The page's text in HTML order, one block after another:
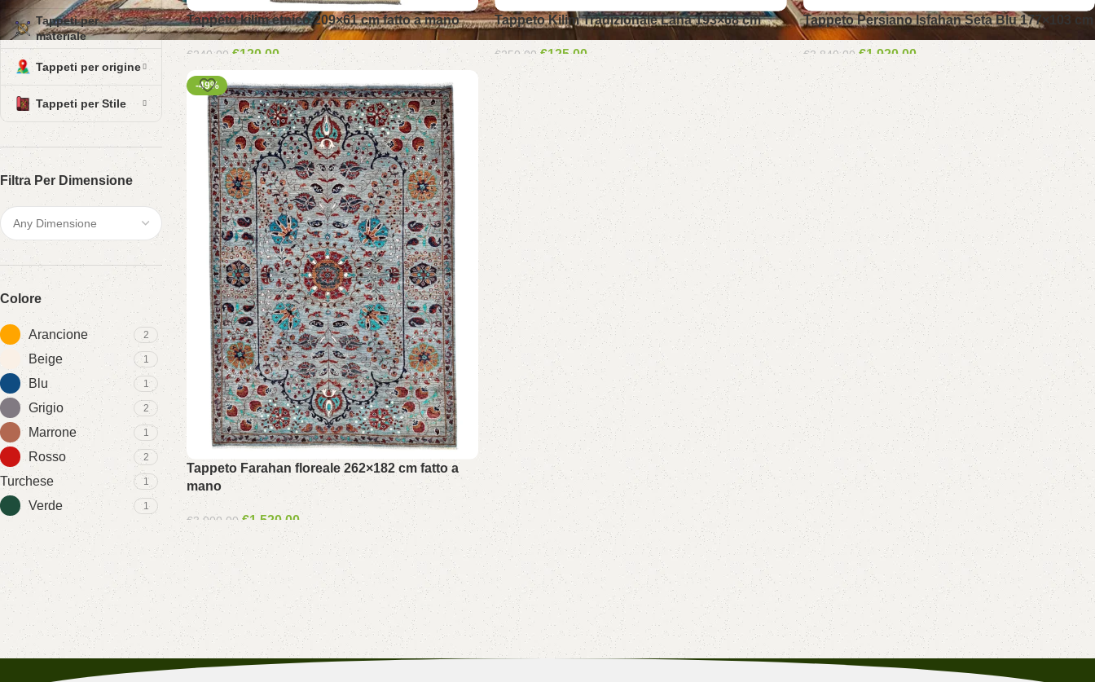
Tappeti per
materiale
Tappeti per origine
Tappeti per Stile
Filtra Per Dimensione
Colore
Arancione 2
Beige 1
Blu 1
Grigio 2
Marrone 1
Rosso 2
Turchese 1
Verde 1
Tappeto kilim etnico 209×61 cm fatto a mano
€240.00 €120.00
Tappeto Kilim Tradizionale Lana 193×68 cm
€250.00 €125.00
Tappeto Persiano Isfahan Seta Blu 177×103 cm
€3,840.00 €1,920.00
-49%
Tappeto Farahan floreale 262×182 cm fatto a
mano
€3,000.00 €1,520.00